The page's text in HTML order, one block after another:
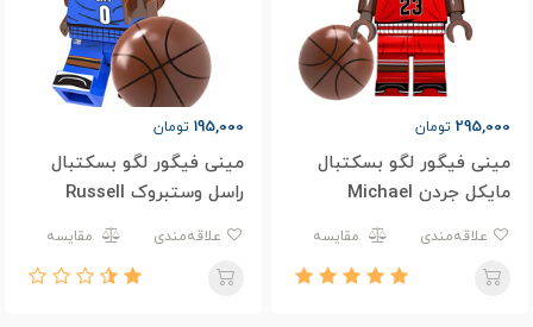
295,000 تومان
مینی فیگور لگو بسکتبال
مایکل جردن Michael
Jordan 23
مقایسه
195,000 تومان
مینی فیگور لگو بسکتبال
راسل وستبروک Russell
westbrook 0
مقایسه